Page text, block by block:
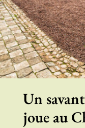
Un
joue au